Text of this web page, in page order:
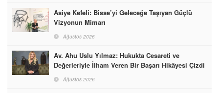
Asiye Kefeli: Bisse’yi Geleceğe Taşıyan Güçlü
Vizyonun Mimarı
Ağustos 2026
Av. Ahu Uslu Yılmaz: Hukukta Cesareti ve
Değerleriyle İlham Veren Bir Başarı Hikâyesi Çizdi
Ağustos 2026